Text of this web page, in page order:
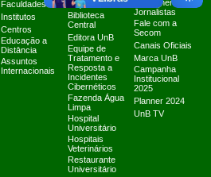
Faculdades
Institutos
Centros
Educação a
Distância
Assuntos
Internacionais
Arquivo Central
Biblioteca
Central
Editora UnB
Equipe de
Tratamento e
Resposta a
Incidentes
Cibernéticos
Fazenda Água
Limpa
Hospital
Universitário
Hospitais
Veterinários
Restaurante
Universitário
Atendimento a
Jornalistas
Fale com a
Secom
Canais Oficiais
Marca UnB
Campanha
Institucional
2025
Planner 2024
UnB TV